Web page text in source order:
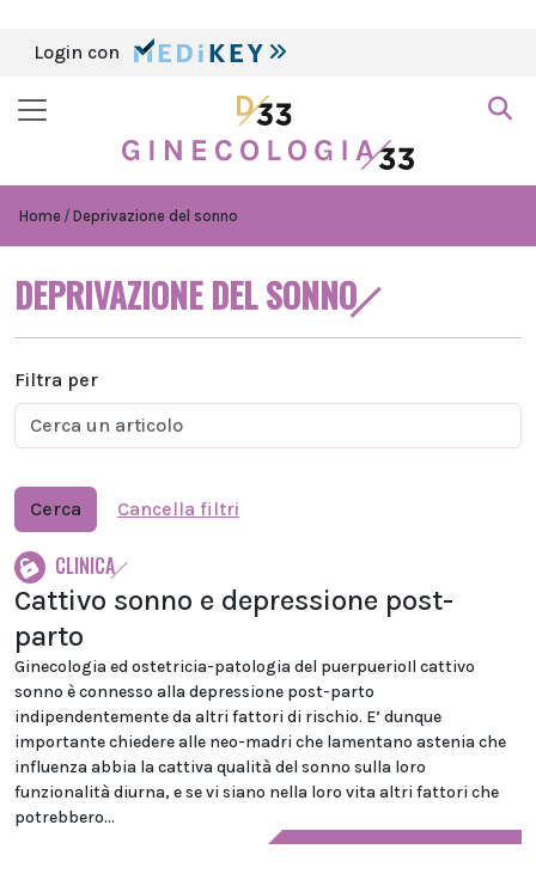
Login con
Home Deprivazione del sonno
DEPRIVAZIONE DEL SONNO
Filtra per
Cerca Cancella filtri
CLINICA
Cattivo sonno e depressione post-
parto
Ginecologia ed ostetricia-patologia del puerpuerioIl cattivo
sonno è connesso alla depressione post-parto
indipendentemente da altri fattori di rischio. E’ dunque
importante chiedere alle neo-madri che lamentano astenia che
influenza abbia la cattiva qualità del sonno sulla loro
funzionalità diurna, e se vi siano nella loro vita altri fattori che
potrebbero...